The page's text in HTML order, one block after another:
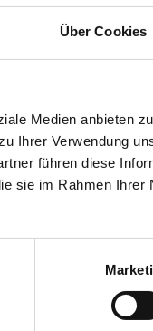
Über Cookies
Medien anbieten
Ihrer Verwendung
führen diese
sie im Rahmen Ihrer
mit einem klaren,